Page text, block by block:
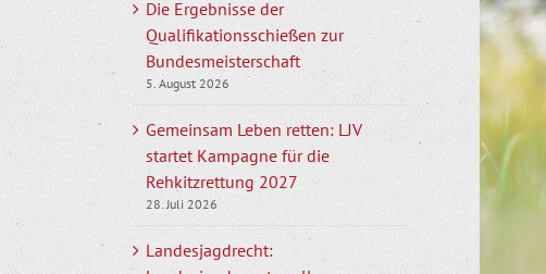
Bild
Die Ergebnisse der
Qualifikationsschießen zur
Bundesmeisterschaft
5. August 2026
Gemeinsam Leben retten: LJV
startet Kampagne für die
Rehkitzrettung 2027
28. Juli 2026
Landesjagdrecht: